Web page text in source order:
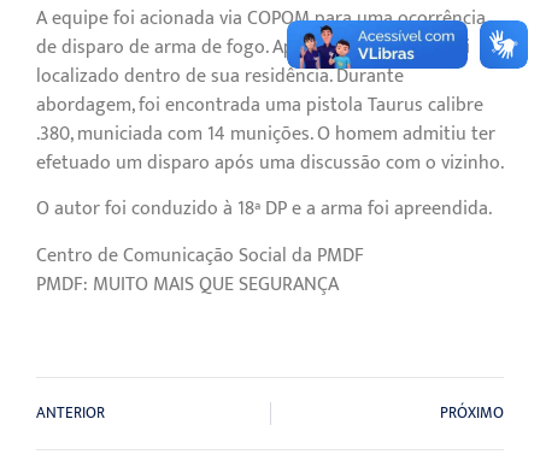
A equipe foi acionada via COPOM para uma ocorrência
de disparo de arma de fogo. Após buscas, o autor foi
localizado dentro de sua residência. Durante
abordagem, foi encontrada uma pistola Taurus calibre
.380, municiada com 14 munições. O homem admitiu ter
efetuado um disparo após uma discussão com o vizinho.
O autor foi conduzido à 18ª DP e a arma foi apreendida.
Centro de Comunicação Social da PMDF
PMDF: MUITO MAIS QUE SEGURANÇA
ANTERIOR PRÓXIMO